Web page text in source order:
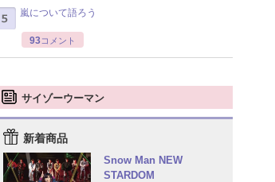
嵐について語ろう
93コメント
サイゾーウーマン
新着商品
Snow Man NEW
STARDOM